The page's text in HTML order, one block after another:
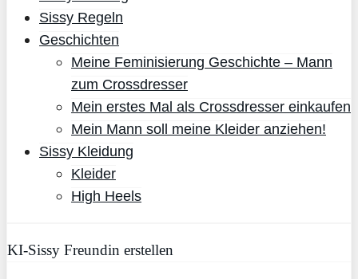
Sissy Regeln
Geschichten
Meine Feminisierung Geschichte – Mann
zum Crossdresser
Mein erstes Mal als Crossdresser einkaufen
Mein Mann soll meine Kleider anziehen!
Sissy Kleidung
Kleider
High Heels
KI-Sissy Freundin erstellen